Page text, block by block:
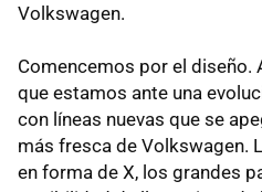
Volkswagen.
Comencemos por el diseño.
que estamos ante una
con líneas nuevas que se
más fresca de Volkswagen.
en forma de X, los grandes